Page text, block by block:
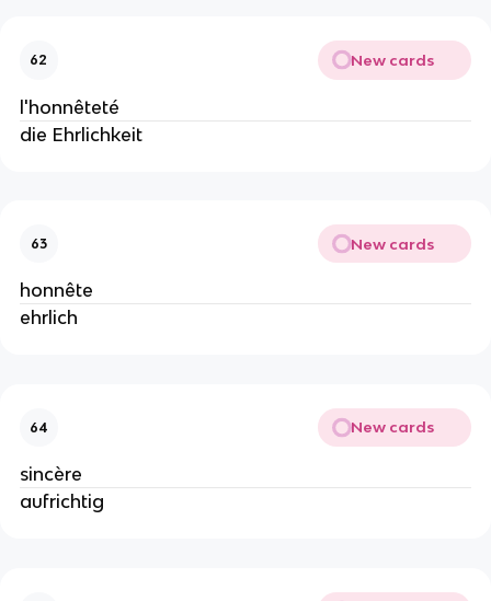
62 New cards
l'honnêteté
die Ehrlichkeit
63 New cards
honnête
ehrlich
64 New cards
sincère
aufrichtig